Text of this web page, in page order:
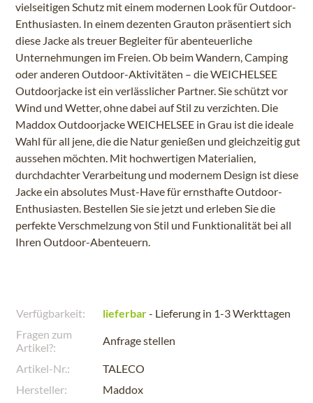
vielseitigen Schutz mit einem modernen Look für Outdoor-
Enthusiasten. In einem dezenten Grauton präsentiert sich
diese Jacke als treuer Begleiter für abenteuerliche
Unternehmungen im Freien. Ob beim Wandern, Camping
oder anderen Outdoor-Aktivitäten – die WEICHELSEE
Outdoorjacke ist ein verlässlicher Partner. Sie schützt vor
Wind und Wetter, ohne dabei auf Stil zu verzichten. Die
Maddox Outdoorjacke WEICHELSEE in Grau ist die ideale
Wahl für all jene, die die Natur genießen und gleichzeitig gut
aussehen möchten. Mit hochwertigen Materialien,
durchdachter Verarbeitung und modernem Design ist diese
Jacke ein absolutes Must-Have für ernsthafte Outdoor-
Enthusiasten. Bestellen Sie sie jetzt und erleben Sie die
perfekte Verschmelzung von Stil und Funktionalität bei all
Ihren Outdoor-Abenteuern.
Verfügbarkeit: lieferbar- Lieferung in 1-3 Werkttagen
Fragen zum
Artikel?:
Anfrage stellen
Artikel-Nr.:
TALECO
Hersteller:
Maddox